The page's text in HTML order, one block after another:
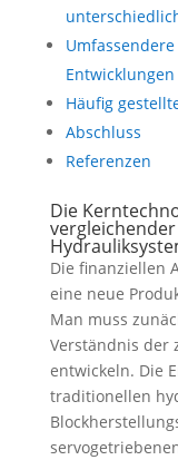
Häufig
Abschluss
Referenzen
Die
Die finanziellen
eine neue
Man muss
Verständnis der
entwickeln. Die
traditionellen